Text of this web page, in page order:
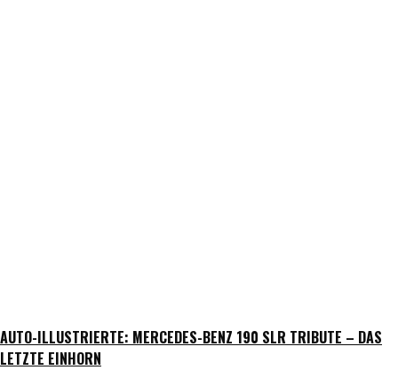
AUTO-ILLUSTRIERTE: MERCEDES-BENZ 190 SLR TRIBUTE – DAS
LETZTE EINHORN